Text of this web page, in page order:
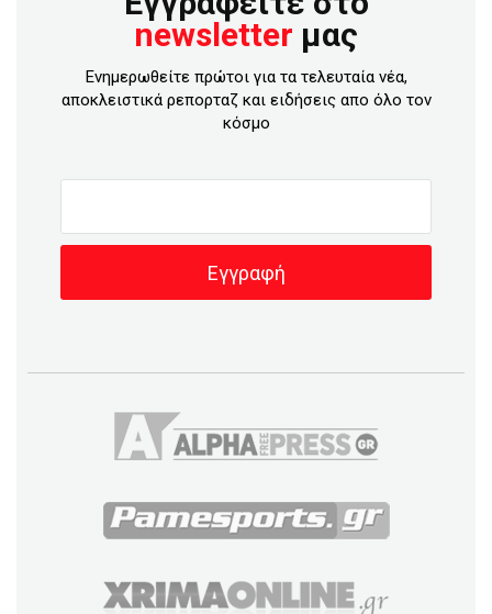
newsletter μας
Ενημερωθείτε πρώτοι για τα τελευταία νέα,
αποκλειστικά ρεπορταζ και ειδήσεις απο όλο τον
κόσμο